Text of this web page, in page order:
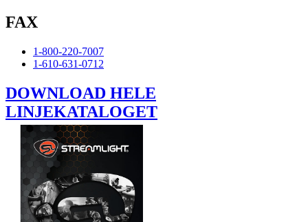
FAX
1-800-220-7007
1-610-631-0712
DOWNLOAD HELE
LINJEKATALOGET